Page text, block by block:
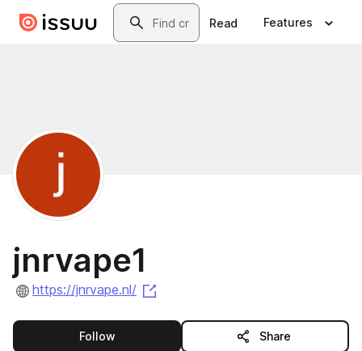
Skip to main contentSearch
Read Features
jnrvape1
https://jnrvape.nl/
Followthis publisher Share